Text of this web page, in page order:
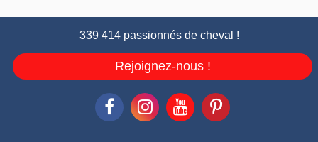
339 414 passionnés de cheval !
Rejoignez-nous !